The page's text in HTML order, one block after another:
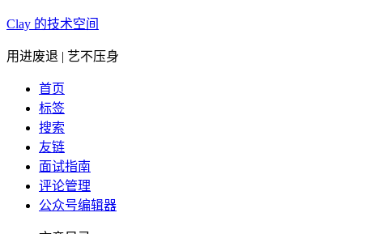
Clay 的技术空间
用进废退 | 艺不压身
首页
标签
搜索
友链
面试指南
评论管理
公众号编辑器